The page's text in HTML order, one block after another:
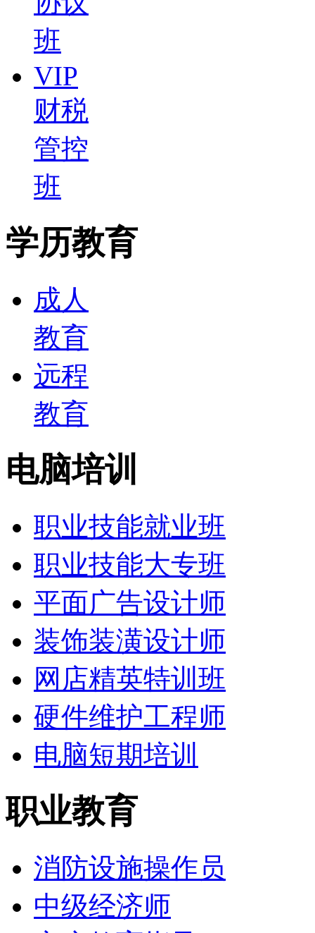
班
VIP
财税
管控
班
学历教育
成人
教育
远程
教育
电脑培训
职业技能就业班
职业技能大专班
平面广告设计师
装饰装潢设计师
网店精英特训班
硬件维护工程师
电脑短期培训
职业教育
消防设施操作员
中级经济师